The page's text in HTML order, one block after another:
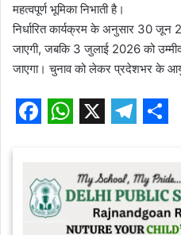
महत्वपूर्ण भूमिका निभाती है।
निर्धारित कार्यक्रम के अनुसार 30 जून
जाएगी, जबकि 3 जुलाई 2026 को
जाएगा। चुनाव को लेकर प्रदेशभर के
c
e
a
t
l
e
a
r